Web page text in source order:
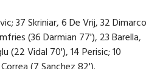
37 Skriniar, 6 De Vrij, 32 Dimarco
(36 Darmian 77'), 23 Barella,
(22 Vidal 70'), 14 Perisic; 10